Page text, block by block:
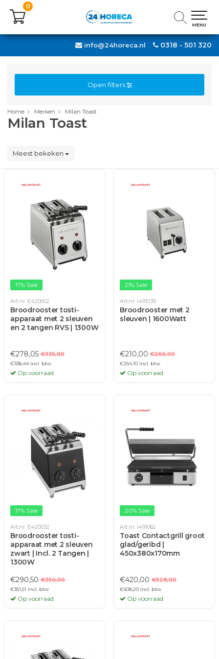
0318 - 501 320
info@24horeca.nl
0
MENU
0
MENU
Open filters
Home Merken Milan Toast
Milan Toast
Meest bekeken
17% Sale
Art.nr. E420002
Broodrooster tosti-
apparaat met 2 sleuven
en 2 tangen RVS | 1300W
€278,05 €335,00
€336,44 Incl. btw
Op voorraad
21% Sale
Art.nr. I491039
Broodrooster met 2
sleuven | 1600Watt
€210,00 €265,00
€254,10 Incl. btw
Op voorraad
17% Sale
Art.nr. E420032
Broodrooster tosti-
apparaat met 2 sleuven
zwart | Incl. 2 Tangen |
1300W
€290,50 €350,00
€351,51 Incl. btw
Op voorraad
20% Sale
Art.nr. I491062
Toast Contactgrill groot
glad/geribd |
450x380x170mm
€420,00 €528,00
€508,20 Incl. btw
Op voorraad